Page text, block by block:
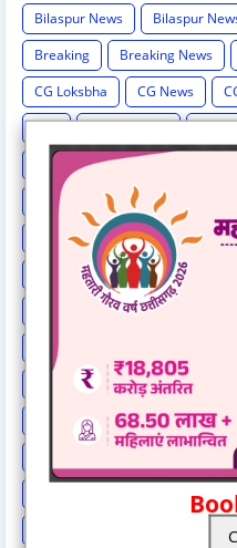
Bilaspur News
Bilaspur
Breaking
Breaking News
CG Loksbha
CG News
Chh
Chhattisgarh
Chhattisgarh New
Chhattisgarh-hindi-news
Crime
Education
Entertainment
Exclusive
International News
Lok Sabha Election 2024
New India Special Story
News India Special
News